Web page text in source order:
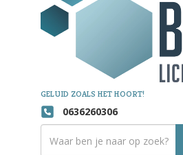
GELUID ZOALS HET HOORT!
0636260306